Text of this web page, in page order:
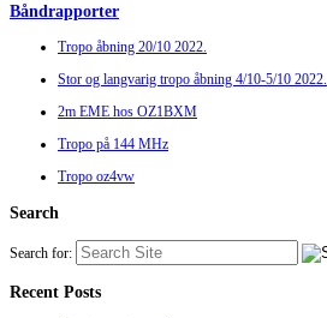
Båndrapporter
Tropo åbning 20/10 2022.
Stor og langvarig tropo åbning 4/10-5/10 2022.
2m EME hos OZ1BXM
Tropo på 144 MHz
Tropo oz4vw
Search
Search for:
Recent Posts